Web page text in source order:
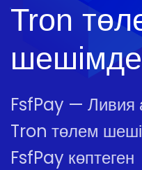
Tron
FsfPay — Ливия
Tron төлем
FsfPay көптеген